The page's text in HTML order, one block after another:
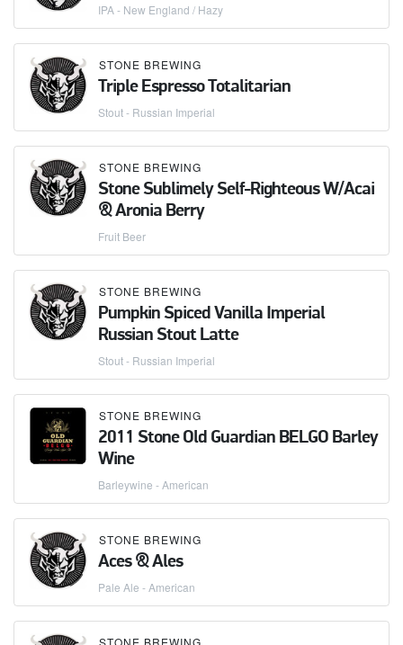
IPA - New England / Hazy
STONE BREWING
Triple Espresso Totalitarian
Stout - Russian Imperial
STONE BREWING
Stone Sublimely Self-Righteous W/Acai
& Aronia Berry
Fruit Beer
STONE BREWING
Pumpkin Spiced Vanilla Imperial
Russian Stout Latte
Stout - Russian Imperial
STONE BREWING
2011 Stone Old Guardian BELGO Barley
Wine
Barleywine - American
STONE BREWING
Aces & Ales
Pale Ale - American
STONE BREWING